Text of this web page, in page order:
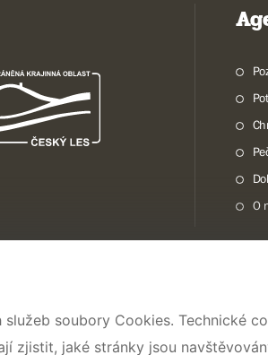
O
soubory Cookies. Technické
zjistit, jaké stránky jsou